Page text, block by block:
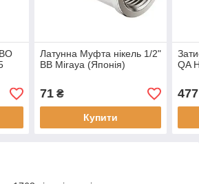
Латунна Муфта нікель 1/2"
ВВ Miraya (Японія)
71₴
Купити
QA
477